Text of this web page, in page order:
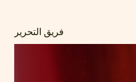
فريق التحرير